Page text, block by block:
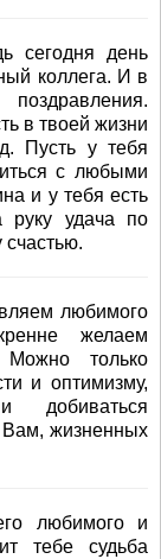
сегодня день
коллега. И в
в твоей жизни
Пусть у тебя
с любыми
и у тебя есть
руку удача по
любимого
желаем
только
и оптимизму,
добиваться
Вам, жизненных
любимого и
тебе судьба